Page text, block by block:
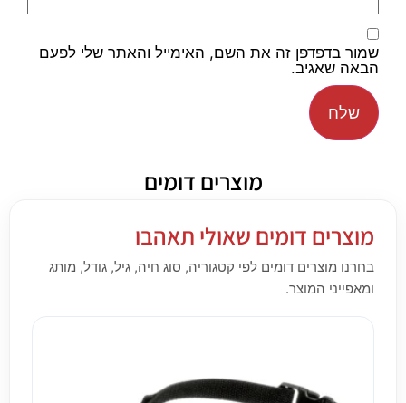
שמור בדפדפן זה את השם, האימייל והאתר שלי לפעם
הבאה שאגיב.
מוצרים דומים
מוצרים דומים שאולי תאהבו
בחרנו מוצרים דומים לפי קטגוריה, סוג חיה, גיל, גודל, מותג
ומאפייני המוצר.